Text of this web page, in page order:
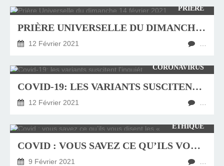
PRIÈRE
PRIÈRE UNIVERSELLE DU DIMANCHE 14 FÉVRIER 2021
12 Février 2021
CORONAVIRUS
COVID-19: LES VARIANTS SUSCITENT L'INQUIÉTUDE
12 Février 2021
ÉTHIQUE
COVID : VOUS SAVEZ CE QU’ILS VOUS DISENT LES « VIEUX »…
9 Février 2021